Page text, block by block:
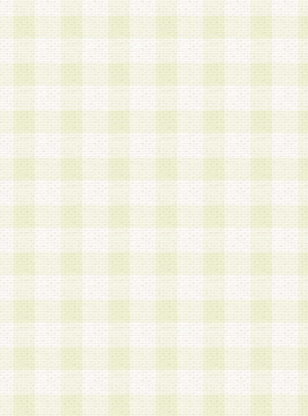
画 面」において、当社が指定する必要事項を入
を行うものとします。当社は、会員登録を承認し
会員として本サービスを 受けるためのログイン
を付与します。
3.会員は、会員登録の際に申告する登録情報の全
いかなる虚偽の申告をも行ってはならないものと
4.会員は、複数のログインＩＤおよびパスワード
いものとします。
第4条 ログインIDおよびパスワードの管理
1.会員は、会員登録後、本サイト内にて本サービ
加する際には、前条に基づき当社から付与された
スワードを使用するものとします。
2.登録の際に当社が付与したログインIDおよびパ
の使用に関しては、全て会員本人がその責任を負
3.会員は、当社から付与されたログインIDおよび
貸与、名義変更、売買その他形態を問わず第三者
ならないものとします。
4.当社は、会員によるログインIDおよびパスワー
盗用など第三者の利用に伴う損害の発生について
き事由の有無、その他原因の如何を問わず、一切